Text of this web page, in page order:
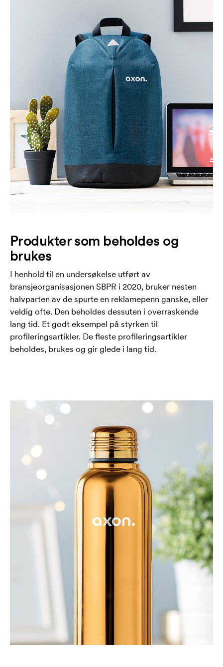
Produkter som beholdes og
brukes
I henhold til en undersøkelse utført av
bransjeorganisasjonen SBPR i 2020, bruker nesten
halvparten av de spurte en reklamepenn ganske, eller
veldig ofte. Den beholdes dessuten i overraskende
lang tid. Et godt eksempel på styrken til
profileringsartikler. De fleste profileringsartikler
beholdes, brukes og gir glede i lang tid.